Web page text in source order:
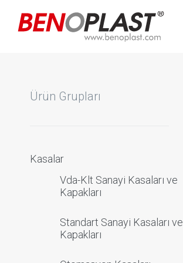
Ürün Grupları
Kasalar
Vda-Klt Sanayi Kasaları ve
Kapakları
Standart Sanayi Kasaları ve
Kapakları